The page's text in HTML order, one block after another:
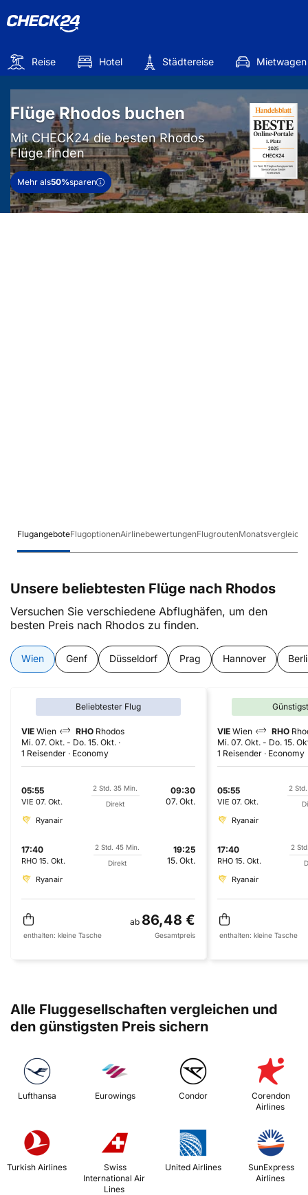
Reise Hotel Städtereise Mietwagen
Flüge Rhodos buchen
Mit CHECK24 die besten Rhodos
Flüge finden
Mehr als50%sparen
FlugangeboteFlugoptionenAirlinebewertungenFlugroutenMonatsvergleich
Unsere beliebtesten Flüge nach Rhodos
Versuchen Sie verschiedene Abflughäfen, um den
besten Preis nach Rhodos zu finden.
Wien Genf Düsseldorf Prag Hannover
Beliebtester Flug
VIE Wien RHO Rhodos
Mi. 07. Okt. - Do. 15. Okt.
1 Reisender
Economy
05:55
VIE 07. Okt.
2 Std. 35 Min.
Direkt
09:30
07. Okt.
Ryanair
17:40
RHO 15. Okt.
2 Std. 45 Min.
Direkt
19:25
15. Okt.
Ryanair
ab 86,48 €
enthalten: kleine Tasche Gesamtpreis
VIE Wien RHO
Mi. 07. Okt. - Do. 15.
1 Reisender
Economy
05:55
VIE 07. Okt.
2
Ryanair
17:40
RHO 15. Okt.
2
Ryanair
enthalten: kleine Tasche
Alle Fluggesellschaften vergleichen und
den günstigsten Preis sichern
Lufthansa Eurowings Condor
Corendon
Airlines
Turkish Airlines
International Air
Lines
United Airlines
Airlines